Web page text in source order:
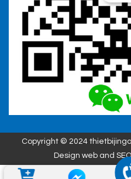
Copyright © 2024
Design web and